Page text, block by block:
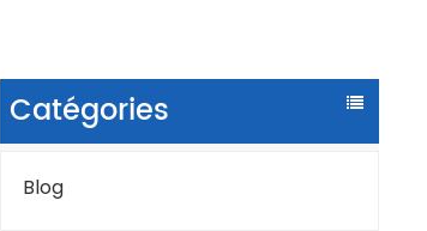
Catégories
Blog